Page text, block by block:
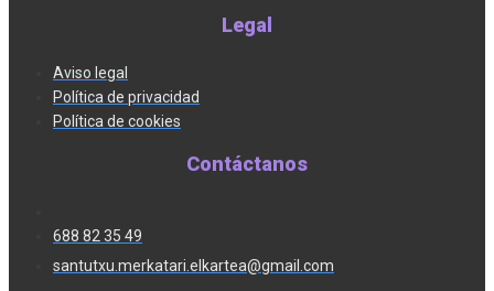
Legal
Aviso legal
Política de privacidad
Política de cookies
Contáctanos
688 82 35 49
santutxu.merkatari.elkartea@gmail.com